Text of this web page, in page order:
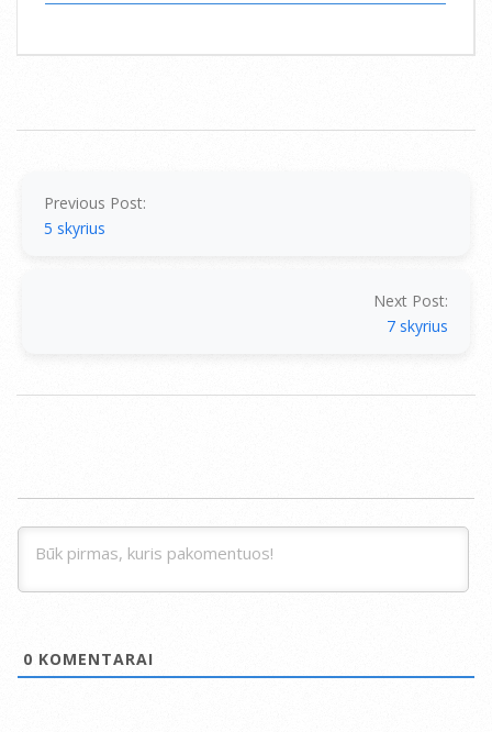
Previous Post:
5 skyrius
Next Post:
7 skyrius
0 KOMENTARAI